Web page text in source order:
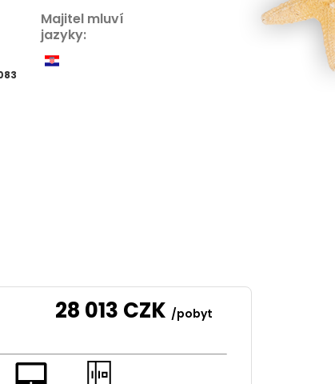
Majitel mluví
jazyky:
28 013 CZK /pobyt